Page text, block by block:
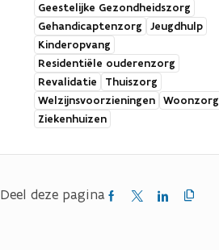
Geestelijke Gezondheidszorg
Gehandicaptenzorg
Jeugdhulp
Kinderopvang
Residentiële ouderenzorg
Revalidatie
Thuiszorg
Welzijnsvoorzieningen Woonzorg
Ziekenhuizen
Deel deze paginaDelenDelenDelen Kopieer
link